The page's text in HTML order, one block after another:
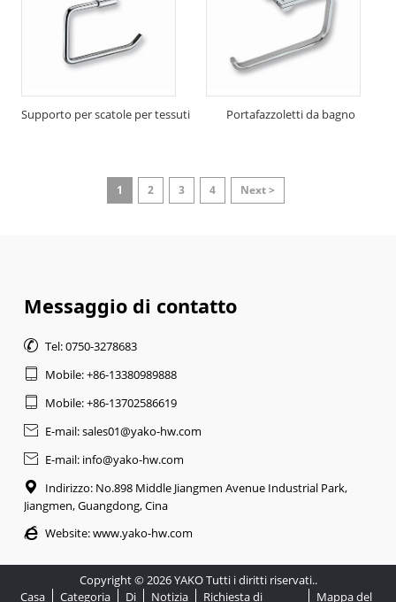
Supporto per scatole per tessuti Portafazzoletti da bagno
1 2 3 4 Next >
Messaggio di contatto
 Tel: 0750-3278683
 Mobile: +86-13380989888
 Mobile: +86-13702586619
 E-mail: sales01@yako-hw.com
 E-mail: info@yako-hw.com

Indirizzo: No.898 Middle Jiangmen Avenue Industrial Park,
Jiangmen, Guangdong, Cina
 Website:www.yako-hw.com
Copyright © 2026 YAKO Tutti i diritti riservati..
Casa
Categoria Di Notizia Richiesta di Mappa del